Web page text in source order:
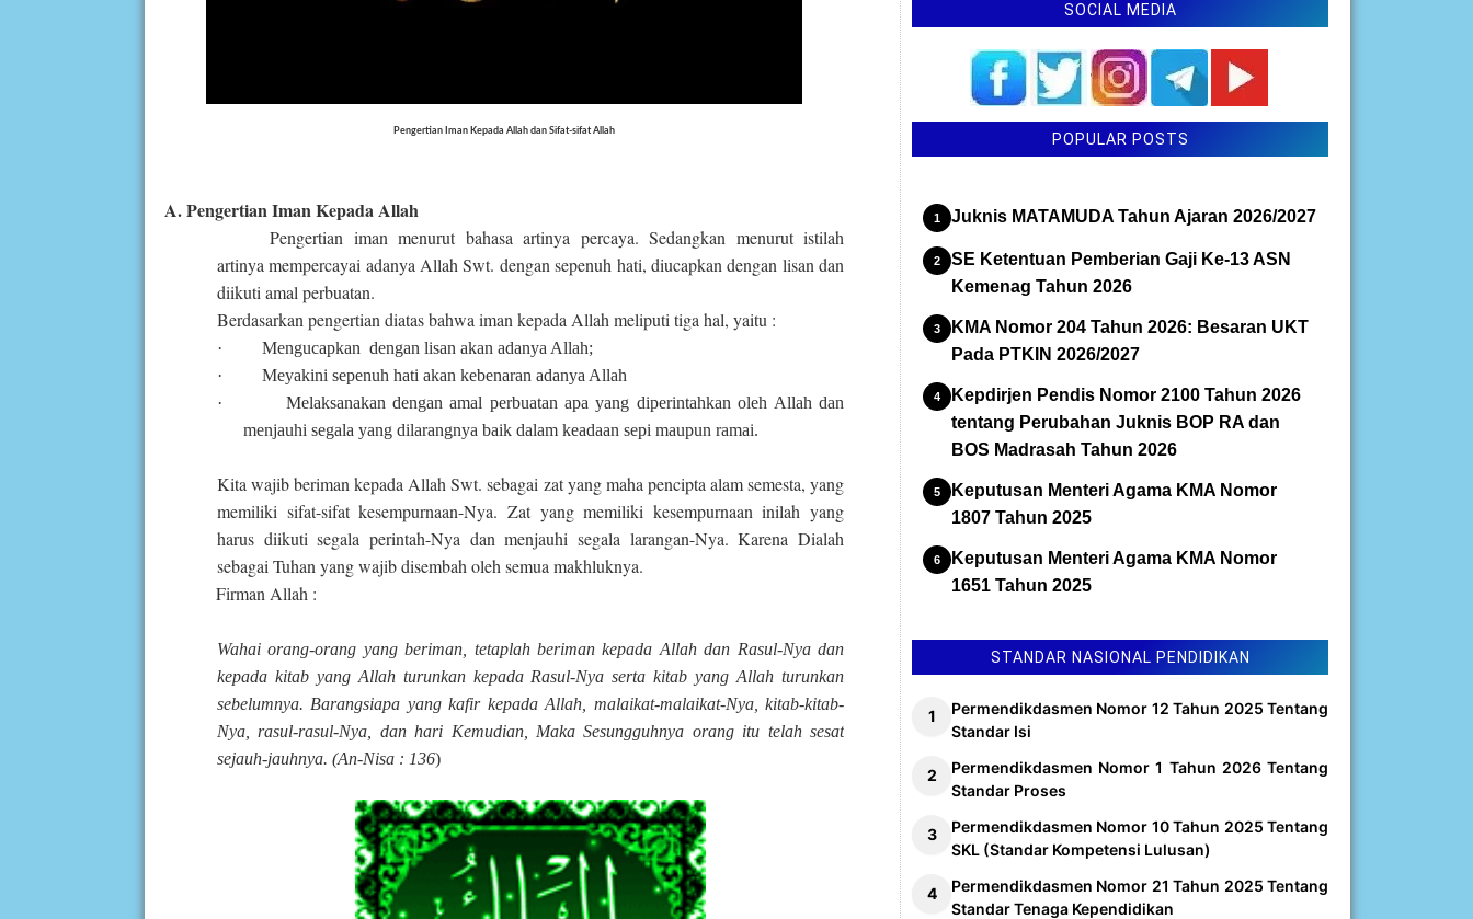
Pengertian Iman Kepada Allah dan Sifat-sifat Allah
A. Pengertian Iman Kepada Allah
Pengertian iman menurut bahasa artinya percaya. Sedangkan menurut istilah
artinya mempercayai adanya Allah Swt. dengan sepenuh hati, diucapkan dengan lisan dan
diikuti amal perbuatan.
Berdasarkan pengertian diatas bahwa iman kepada Allah meliputi tiga hal, yaitu :
·
Mengucapkan dengan lisan akan adanya Allah;
·
Meyakini sepenuh hati akan kebenaran adanya Allah
·
Melaksanakan dengan amal perbuatan apa yang diperintahkan oleh Allah dan
menjauhi segala yang dilarangnya baik dalam keadaan sepi maupun ramai.
Kita wajib beriman kepada Allah Swt. sebagai zat yang maha pencipta alam semesta, yang
memiliki sifat-sifat kesempurnaan-Nya. Zat yang memiliki kesempurnaan inilah yang
harus diikuti segala perintah-Nya dan menjauhi segala larangan-Nya. Karena Dialah
sebagai Tuhan yang wajib disembah oleh semua makhluknya.
Firman Allah :
Wahai orang-orang yang beriman, tetaplah beriman kepada Allah dan Rasul-Nya dan
kepada kitab yang Allah turunkan kepada Rasul-Nya serta kitab yang Allah turunkan
sebelumnya. Barangsiapa yang kafir kepada Allah, malaikat-malaikat-Nya, kitab-kitab-
Nya, rasul-rasul-Nya, dan hari Kemudian, Maka Sesungguhnya orang itu telah sesat
sejauh-jauhnya. (An-Nisa : 136)
SOCIAL MEDIA
POPULAR POSTS
Juknis MATAMUDA Tahun Ajaran 2026/2027
SE Ketentuan Pemberian Gaji Ke-13 ASN
Kemenag Tahun 2026
KMA Nomor 204 Tahun 2026: Besaran UKT
Pada PTKIN 2026/2027
Kepdirjen Pendis Nomor 2100 Tahun 2026
tentang Perubahan Juknis BOP RA dan
BOS Madrasah Tahun 2026
Keputusan Menteri Agama KMA Nomor
1807 Tahun 2025
Keputusan Menteri Agama KMA Nomor
1651 Tahun 2025
STANDAR NASIONAL PENDIDIKAN
Permendikdasmen Nomor 12 Tahun 2025 Tentang
Standar Isi
Permendikdasmen Nomor 1 Tahun 2026 Tentang
Standar Proses
Permendikdasmen Nomor 10 Tahun 2025 Tentang
SKL (Standar Kompetensi Lulusan)
Permendikdasmen Nomor 21 Tahun 2025 Tentang
Standar Tenaga Kependidikan